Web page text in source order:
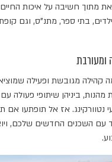
מתוך חשיבה על איכות
ילדים, בתי ספר, מתנ"ס, וגם
קהילה מגובשת ופעילה
מהנות, ביניהן שיתופי
נטוורקינג. אז אל תופתעו
עם השכנים החדשים שלכם,